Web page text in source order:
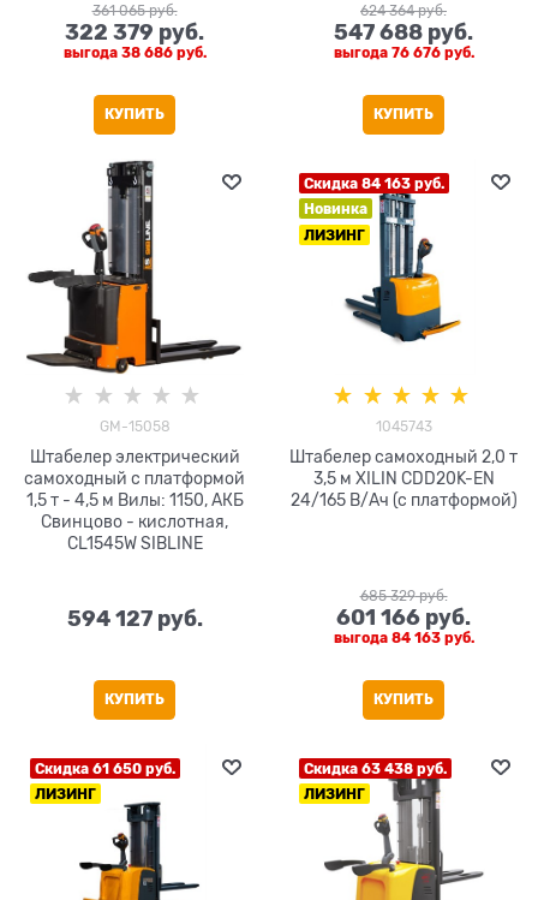
361 065 руб.
322 379 руб.
выгода 38 686 руб.
КУПИТЬ
624 364 руб.
547 688 руб.
выгода 76 676 руб.
КУПИТЬ
GM-15058
Штабелер электрический
самоходный с платформой
1,5 т - 4,5 м Вилы: 1150, АКБ
Свинцово - кислотная,
CL1545W SIBLINE
594 127 руб.
КУПИТЬ
Скидка 84 163 руб.
Новинка
ЛИЗИНГ
1045743
Штабелер самоходный 2,0 т
3,5 м XILIN CDD20K-EN
24/165 В/Ач (с платформой)
685 329 руб.
601 166 руб.
выгода 84 163 руб.
КУПИТЬ
Скидка 61 650 руб.
ЛИЗИНГ
Скидка 63 438 руб.
ЛИЗИНГ